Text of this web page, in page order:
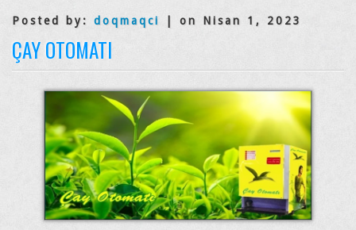
Posted by: doqmaqci | on Nisan 1, 2023
ÇAY OTOMATI